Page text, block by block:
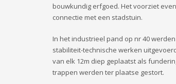
bouwkundig erfgoed. Het voorziet
connectie met een stadstuin.
In het industrieel pand op nr 40
stabiliteit-technische werken
van elk 12m diep geplaatst als
trappen werden ter plaatse gestort.